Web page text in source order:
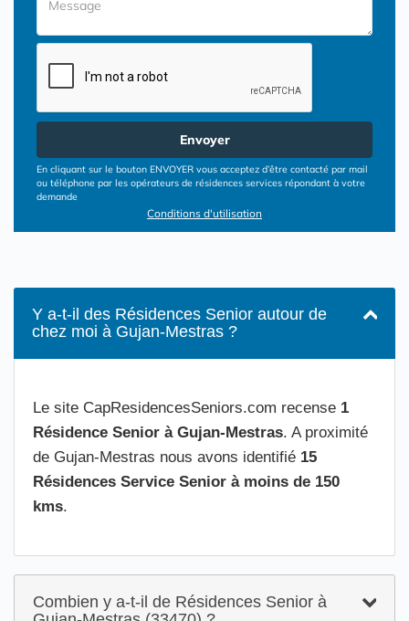
Envoyer
En cliquant sur le bouton ENVOYER vous acceptez d’être contacté par mail
ou téléphone par les opérateurs de résidences services répondant à votre
demande
Conditions d'utilisation
Y a-t-il des Résidences Senior autour de
chez moi à Gujan-Mestras ?
Le site CapResidencesSeniors.com recense 1
Résidence Senior à Gujan-Mestras. A proximité
de Gujan-Mestras nous avons identifié 15
Résidences Service Senior à moins de 150
kms.
Combien y a-t-il de Résidences Senior à